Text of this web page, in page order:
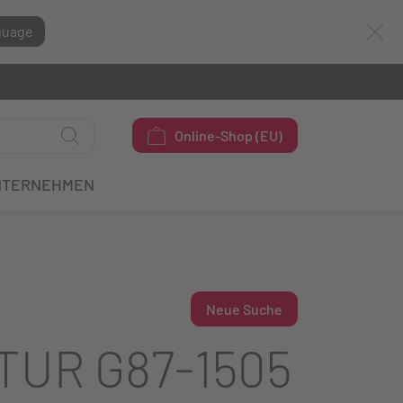
Online-Shop (EU)
Neue Suche
G87-1505